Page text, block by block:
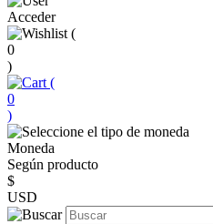
Acceder
(
0
)
(
0
)
Moneda
Según producto
$
USD